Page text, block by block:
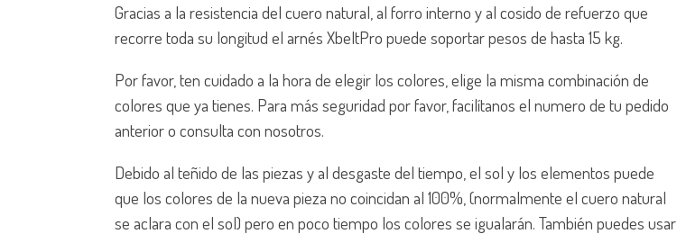
Gracias a la resistencia del cuero natural, al forro interno y al cosido de refuerzo que
recorre toda su longitud el arnés XbeltPro puede soportar pesos de hasta 15 kg.
Por favor, ten cuidado a la hora de elegir los colores, elige la misma combinación de
colores que ya tienes. Para más seguridad por favor, facilítanos el numero de tu pedido
anterior o consulta con nosotros.
Debido al teñido de las piezas y al desgaste del tiempo, el sol y los elementos puede
que los colores de la nueva pieza no coincidan al 100%, (normalmente el cuero natural
se aclara con el sol) pero en poco tiempo los colores se igualarán. También puedes usar